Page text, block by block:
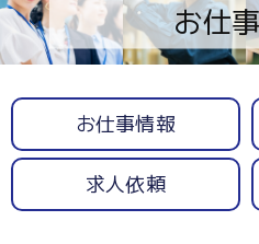
お仕
お仕事情報
求人依頼